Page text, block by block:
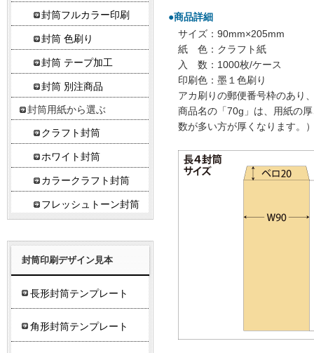
●商品詳細
サイズ：90mm×205mm
紙 色：クラフト紙
入 数：1000枚/ケース
印刷色：墨１色刷り
アカ刷りの郵便番号枠のあり
商品名の「70g」は、用紙の
数が多い方が厚くなります。
封筒フルカラー印刷
封筒 色刷り
封筒 テープ加工
封筒 別注商品
封筒用紙から選ぶ
クラフト封筒
ホワイト封筒
カラークラフト封筒
フレッシュトーン封筒
封筒印刷デザイン見本
長形封筒テンプレート
角形封筒テンプレート